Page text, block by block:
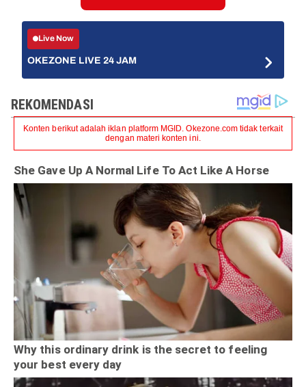
Live Now
OKEZONE LIVE 24 JAM